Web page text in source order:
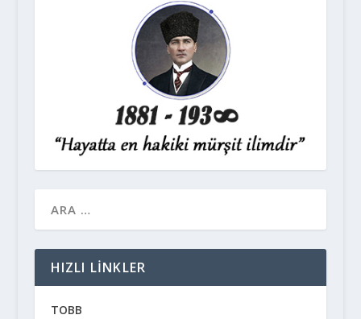
HIZLI LINKLER
TOBB